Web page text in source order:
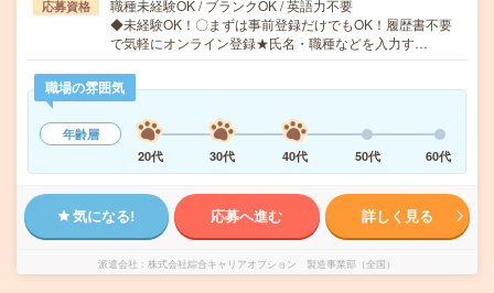
応募資格
職種未経験OK / ブランクOK / 英語力不要
◆未経験OK！〇まずは事前登録だけでもOK！履歴書不要
で気軽にオンライン登録★氏名・職種などを入力す…
職場の雰囲気
年齢層
20代
30代 40代 50代 60代
気になる! 応募へ進む 詳しく見る
派遣会社 株式会社綜合キャリアオプション 製造事業部（全国）